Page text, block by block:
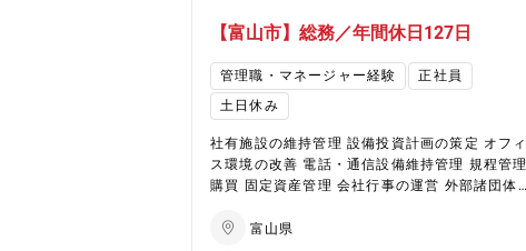
【富山市】総務／年間休日127日
管理職・マネージャー経験
正社員
土日休み
社有施設の維持管理 設備投資計画の策定 オフィ
ス環境の改善 電話・通信設備維持管理 規程管理
購買 固定資産管理 会社行事の運営 外部諸団体
般 配属組織：管理部 約10名
富山県